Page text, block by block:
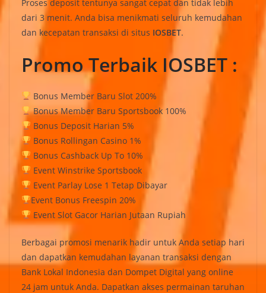
Proses deposit tentunya sangat cepat dan tidak lebih
dari 3 menit. Anda bisa menikmati seluruh kemudahan
dan kecepatan transaksi di situs IOSBET.
Promo Terbaik IOSBET :
Bonus Member Baru Slot 200%
Bonus Member Baru Sportsbook 100%
Bonus Deposit Harian 5%
Bonus Rollingan Casino 1%
Bonus Cashback Up To 10%
Event Winstrike Sportsbook
Event Parlay Lose 1 Tetap Dibayar
Event Bonus Freespin 20%
Event Slot Gacor Harian Jutaan Rupiah
Berbagai promosi menarik hadir untuk Anda setiap hari
dan dapatkan kemudahan layanan transaksi dengan
Bank Lokal Indonesia dan Dompet Digital yang online
24 jam untuk Anda. Dapatkan akses permainan taruhan